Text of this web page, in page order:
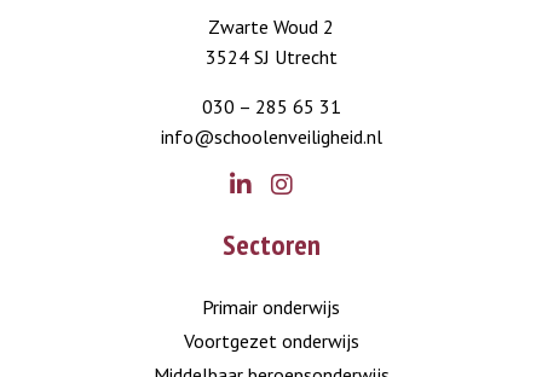
Zwarte Woud 2
3524 SJ Utrecht
030 – 285 65 31
info@schoolenveiligheid.nl
Sectoren
Primair onderwijs
Voortgezet onderwijs